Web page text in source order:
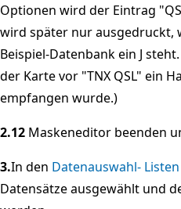
Optionen wird der Eintrag
wird später nur ausgedruckt,
Beispiel-Datenbank ein J
der Karte vor "TNX QSL" ein
empfangen wurde.)
2.12 Maskeneditor beenden
3.In den Datenauswahl- Listen
Datensätze ausgewählt und